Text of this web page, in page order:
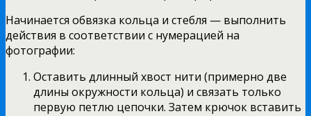
Начинается обвязка кольца и стебля — выполнить
действия в соответствии с нумерацией на
фотографии:
Оставить длинный хвост нити (примерно две
длины окружности кольца) и связать только
первую петлю цепочки. Затем крючок вставить